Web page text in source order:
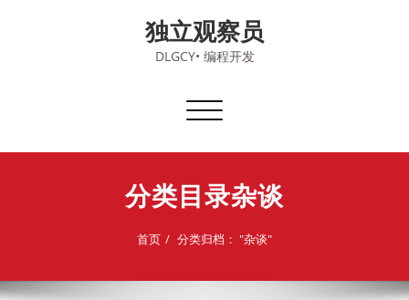
独立观察员
DLGCY• 编程开发
切
导
分类目录杂谈
首页 分类归档： "杂谈"